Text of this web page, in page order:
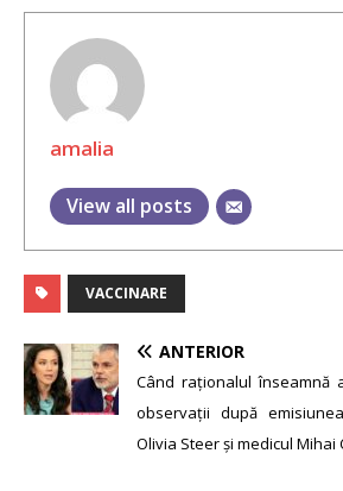
amalia
View all posts
VACCINARE
ANTERIOR
Când raționalul înseamnă
observații după
Olivia Steer și medicul Mihai